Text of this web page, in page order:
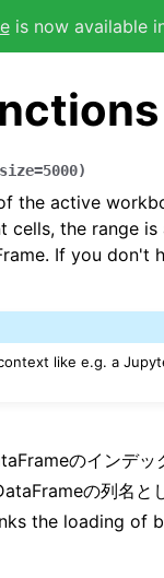
is now available
=5000)
the active
cells, the range
If you don't
like e.g. a
のインデッ
の列名と
the loading of